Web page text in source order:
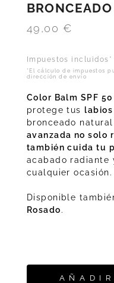
BRONCEADO
49,00 €
Impuestos incluidos*
*El cálculo de impuestos
dirección de envío
Color Balm SPF
protege tus
bronceado
avanzada no solo
también cuida tu
acabado radiante
cualquier ocasión.
Disponible
Rosado.